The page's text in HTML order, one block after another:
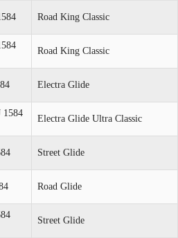
Road King Classic
Road King Classic
Electra Glide
1584
Electra Glide Ultra Classic
Street Glide
Road Glide
Street Glide